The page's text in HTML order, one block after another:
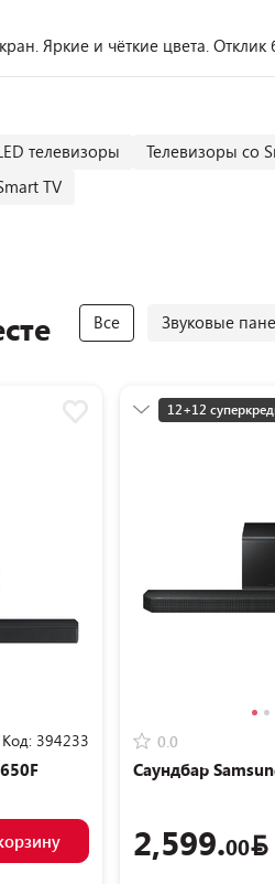
Яркие и чёткие цвета. Отклик
телевизоры Телевизоры со
TV
Все Звуковые
Код: 394233
12+12
0.0
Саундбар
2,599.00